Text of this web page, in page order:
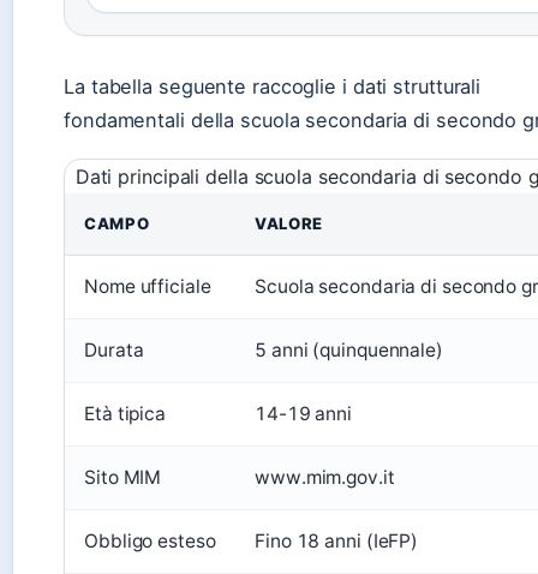
La tabella seguente raccoglie i dati strutturali
fondamentali della scuola secondaria di secondo
Dati principali della scuola secondaria di secondo
CAMPO VALORE
Nome ufficiale Scuola secondaria di secondo
Durata 5 anni (quinquennale)
Età tipica 14-19 anni
Sito MIM www.mim.gov.it
Obbligo esteso Fino 18 anni (IeFP)